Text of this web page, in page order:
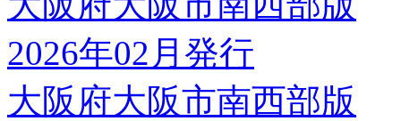
大阪府大阪市南西部版